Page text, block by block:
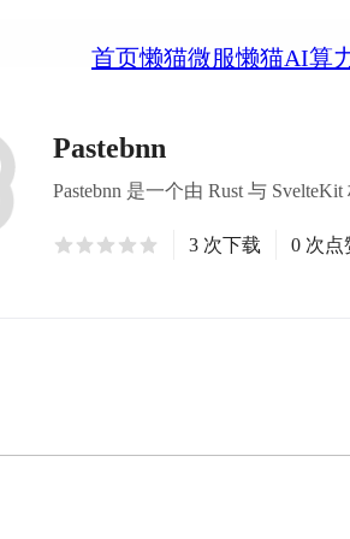
首页懒猫微服懒猫AI算
Pastebnn
Pastebnn 是一个由 Rust 与
3 次下载 0 次点